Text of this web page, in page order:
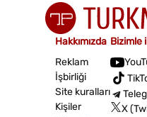
Hakkımızda
Reklam
İşbirliği
Site kuralları
Kişiler
Bizimle
X